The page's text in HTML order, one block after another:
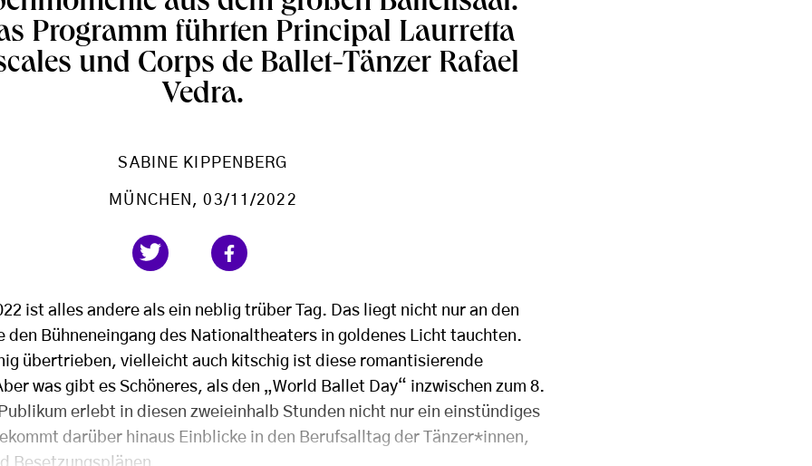
Programm führten Principal Laurretta
und Corps de Ballet-Tänzer Rafael
Vedra.
SABINE KIPPENBERG
MÜNCHEN , 03/11/2022
ist alles andere als ein neblig trüber Tag. Das liegt nicht nur an den
den Bühneneingang des Nationaltheaters in goldenes Licht tauchten.
übertrieben, vielleicht auch kitschig ist diese romantisierende
was gibt es Schöneres, als den „World Ballet Day“ inzwischen zum 8.
erlebt in diesen zweieinhalb Stunden nicht nur ein einstündiges
darüber hinaus Einblicke in den Berufsalltag der Tänzer*innen,